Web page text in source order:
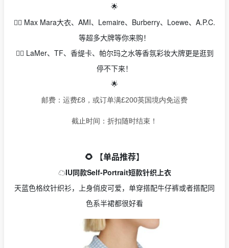
🌟
👉🏻 Max Mara大衣、AMI、Lemaire、Burberry、Loewe、A.P.C.
等超多大牌等你来购！
👉🏻 LaMer、TF、香缇卡、帕尔玛之水等香氛彩妆大牌更是逛到
停不下来！
🌟
邮费： 运费£8，或订单满£200英国境内免运费
截止时间：折扣随时结束！
🌻 【单品推荐】
☁️IU同款Self-Portrait短款针织上衣
天蓝色格纹针织衫，上身俏皮可爱，单穿搭配牛仔裤或者搭配同
色系半裙都很好看